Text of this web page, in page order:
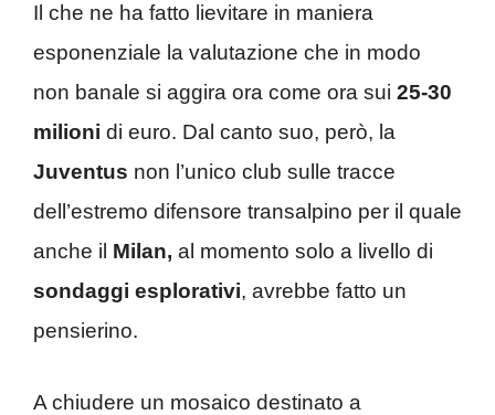
Il che ne ha fatto lievitare in maniera
esponenziale la valutazione che in modo
non banale si aggira ora come ora sui 25-30
milioni di euro. Dal canto suo, però, la
Juventus non l’unico club sulle tracce
dell’estremo difensore transalpino per il quale
anche il Milan, al momento solo a livello di
sondaggi esplorativi, avrebbe fatto un
pensierino.
A chiudere un mosaico destinato a